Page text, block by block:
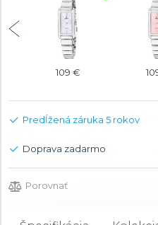
109 €
Predĺžená záruka 5 rokov
Doprava zadarmo
Porovnať